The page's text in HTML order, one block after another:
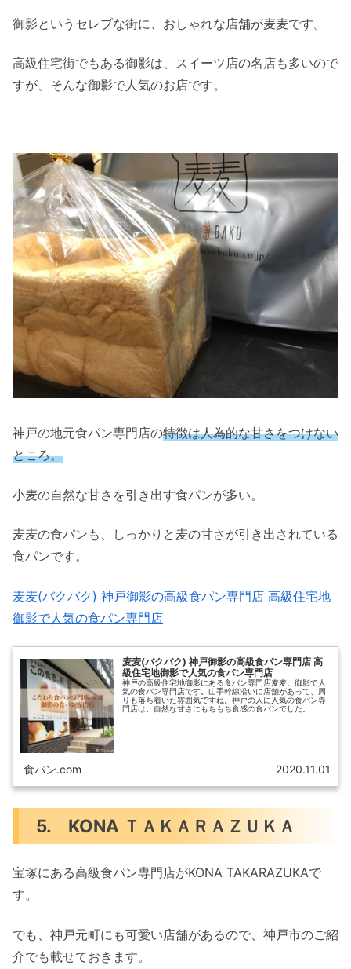
御影というセレブな街に、おしゃれな店舗が麦麦です。
高級住宅街でもある御影は、スイーツ店の名店も多いので
すが、そんな御影で人気のお店です。
神戸の地元食パン専門店の特徴は人為的な甘さをつけない
ところ。
小麦の自然な甘さを引き出す食パンが多い。
麦麦の食パンも、しっかりと麦の甘さが引き出されている
食パンです。
麦麦(バクバク) 神戸御影の高級食パン専門店 高級住宅地
御影で人気の食パン専門店
麦麦(バクバク) 神戸御影の高級食パン専門店 高
級住宅地御影で人気の食パン専門店
神戸の高級住宅地御影にある食パン専門店麦麦。御影で人
気の食パン専門店です。山手幹線沿いに店舗があって、周
りも落ち着いた雰囲気ですね。神戸の人に人気の食パン専
門店は、自然な甘さにもちもち食感の食パンでした。
食パン.com 2020.11.01
5. KONA ＴＡＫＡＲＡＺＵＫＡ
宝塚にある高級食パン専門店がKONA TAKARAZUKAで
す。
でも、神戸元町にも可愛い店舗があるので、神戸市のご紹
介でも載せておきます。